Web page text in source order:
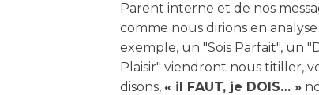
Parent interne et de nos
comme nous dirions en
exemple, un "Sois Parfait", un
Plaisir" viendront nous titiller,
disons, « il FAUT, je DOIS… »